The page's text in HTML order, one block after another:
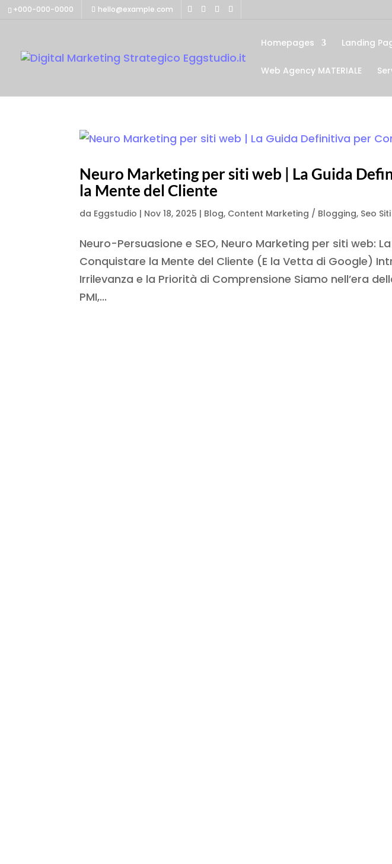
+000-000-0000 hello@example.com
Homepages Landing
Web Agency MATERIALE
Neuro Marketing per siti web | La Guida
la Mente del Cliente
da Eggstudio | Nov 18, 2025 | Blog, Content Marketing / Blogging, Seo
Neuro-Persuasione e SEO, Neuro Marketing per siti web:
Conquistare la Mente del Cliente (E la Vetta di Google)
Irrilevanza e la Priorità di Comprensione Siamo nell’era
PMI,...